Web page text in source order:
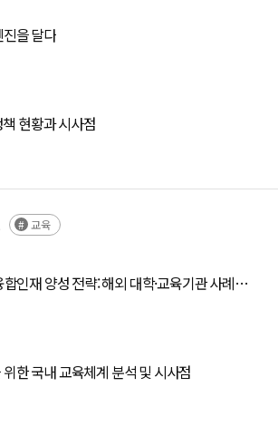
을 달다
현황과 시사점
교육
인재 양성 전략: 해외 대학·교육기관 사례와
한 국내 교육체계 분석 및 시사점